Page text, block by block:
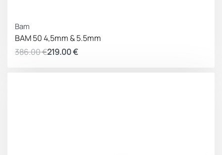
Bam
BAM 50 4,5mm & 5.5mm
386.00€219.00€